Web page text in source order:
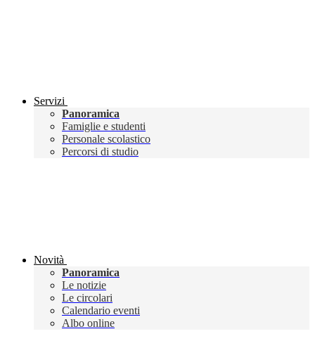
Servizi
Panoramica
Famiglie e studenti
Personale scolastico
Percorsi di studio
Novità
Panoramica
Le notizie
Le circolari
Calendario eventi
Albo online